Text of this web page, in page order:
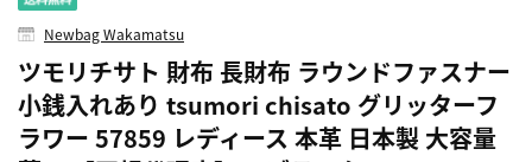
Newbag Wakamatsu
ツモリチサト 財布 長財布 ラウンドファスナー
小銭入れあり tsumori chisato グリッターフ
ラワー 57859 レディース 本革 日本製 大容量